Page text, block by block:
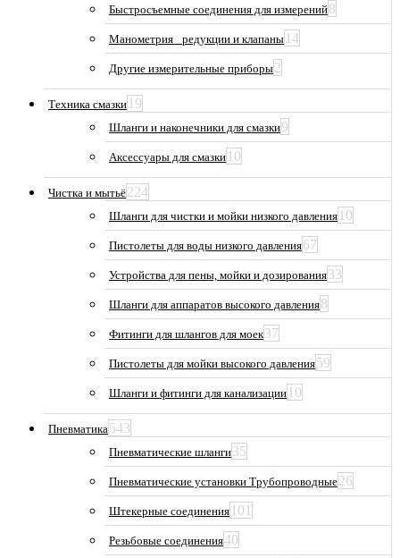
Быстросъемные соединения для измерений8
Манометрия_ редукции и клапаны 14
Другие измерительные приборы2
Техника смазки 19
Шланги и наконечники для смазки9
Аксессуары для смазки 10
Чистка и мытьё224
Шланги для чистки и мойки низкого давления 10
Пистолеты для воды низкого давления67
Устройства для пены, мойки и дозирования33
Шланги для аппаратов высокого давления8
Фитинги для шлангов для моек37
Пистолеты для мойки высокого давления59
Шланги и фитинги для канализации 10
Пневматика543
Пневматические шланги35
Пневматические установки Трубопроводные26
Штекерные соединения 101
Резьбовые соединения40